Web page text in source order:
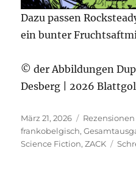
Dazu passen
ein bunter
© der Abbildungen
Desberg | 2026
Veröffentlicht
am
März 21, 2026 Kategorien
Rezensionen
frankobelgisch,
Science Fiction,ZACK